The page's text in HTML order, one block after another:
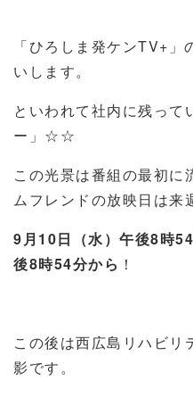
「ひろしま発ケンTV+
いします。
といわれて社内に残って
ー」☆☆
この光景は番組の最初に
ムフレンドの放映日は来
9月10日（水）午後8時
後8時54分から ！
この後は西広島リハビリ
影です。